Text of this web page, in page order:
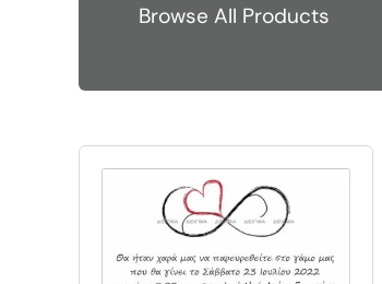
Browse All Products